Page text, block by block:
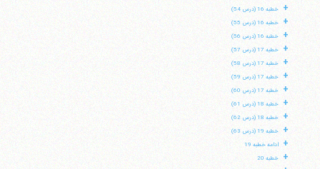
+ خطبه 16 (درس 54)
+ خطبه 16 (درس 55)
+ خطبه 16 (درس 56)
+ خطبه 17 (درس 57)
+ خطبه 17 (درس 58)
+ خطبه 17 (درس 59)
+ خطبه 17 (درس 60)
+ خطبه 18 (درس 61)
+ خطبه 18 (درس 62)
+ خطبه 19 (درس 63)
+ ادامه خطبه 19
+ خطبه 20